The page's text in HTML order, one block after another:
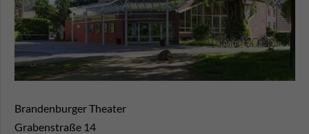
Brandenburger Theater
Grabenstraße 14